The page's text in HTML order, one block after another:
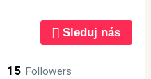
Sleduj nás
15 Followers